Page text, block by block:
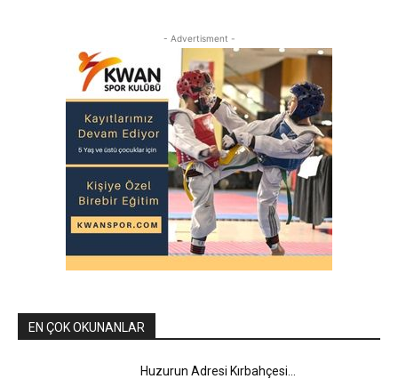
- Advertisment -
EN ÇOK OKUNANLAR
Huzurun Adresi Kırbahçesi…